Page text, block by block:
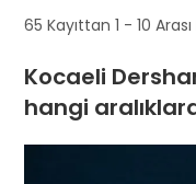
65 Kayıttan 1 - 10
Kocaeli
hangi